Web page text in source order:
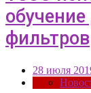
фильтров
28 июля